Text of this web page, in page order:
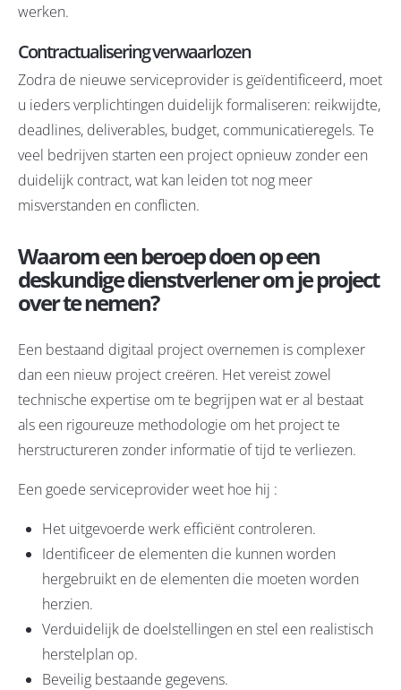
werken.
Contractualisering verwaarlozen
Zodra de nieuwe serviceprovider is geïdentificeerd, moet
u ieders verplichtingen duidelijk formaliseren: reikwijdte,
deadlines, deliverables, budget, communicatieregels. Te
veel bedrijven starten een project opnieuw zonder een
duidelijk contract, wat kan leiden tot nog meer
misverstanden en conflicten.
Waarom een beroep doen op een
deskundige dienstverlener om je project
over te nemen?
Een bestaand digitaal project overnemen is complexer
dan een nieuw project creëren. Het vereist zowel
technische expertise om te begrijpen wat er al bestaat
als een rigoureuze methodologie om het project te
herstructureren zonder informatie of tijd te verliezen.
Een goede serviceprovider weet hoe hij :
Het uitgevoerde werk efficiënt controleren.
Identificeer de elementen die kunnen worden
hergebruikt en de elementen die moeten worden
herzien.
Verduidelijk de doelstellingen en stel een realistisch
herstelplan op.
Beveilig bestaande gegevens.